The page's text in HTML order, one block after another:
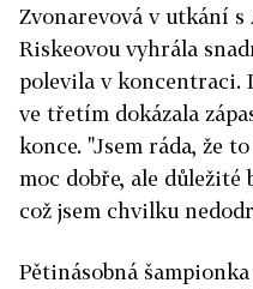
Zvonarevová v utkání
Riskeovou vyhrála
polevila v koncentraci.
ve třetím dokázala
konce. "Jsem ráda, že
moc dobře, ale důležité
což jsem chvilku
Pětinásobná